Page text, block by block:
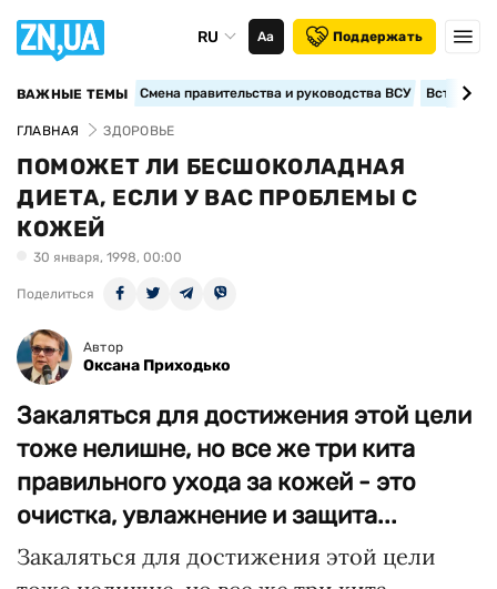
RU Аа Поддержать
ВАЖНЫЕ ТЕМЫ Смена правительства и руководства ВСУ
ГЛАВНАЯ ЗДОРОВЬЕ
ПОМОЖЕТ ЛИ БЕСШОКОЛАДНАЯ
ДИЕТА, ЕСЛИ У ВАС ПРОБЛЕМЫ С
КОЖЕЙ
30 января, 1998, 00:00
Поделиться
Автор
Оксана Приходько
Закаляться для достижения этой цели
тоже нелишне, но все же три кита
правильного ухода за кожей - это
очистка, увлажнение и защита...
Закаляться для достижения этой цели